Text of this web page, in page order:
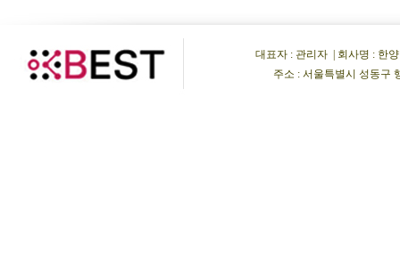
대표자 : 관리자 | 회사명 : 한양
주소 : 서울특별시 성동구